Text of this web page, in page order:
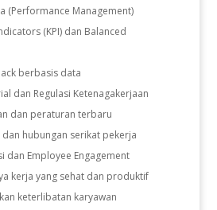
(Performance Management)
(KPI) dan Balanced
berbasis data
dan Regulasi Ketenagakerjaan
dan peraturan terbaru
dan hubungan serikat pekerja
dan Employee Engagement
kerja yang sehat dan produktif
keterlibatan karyawan